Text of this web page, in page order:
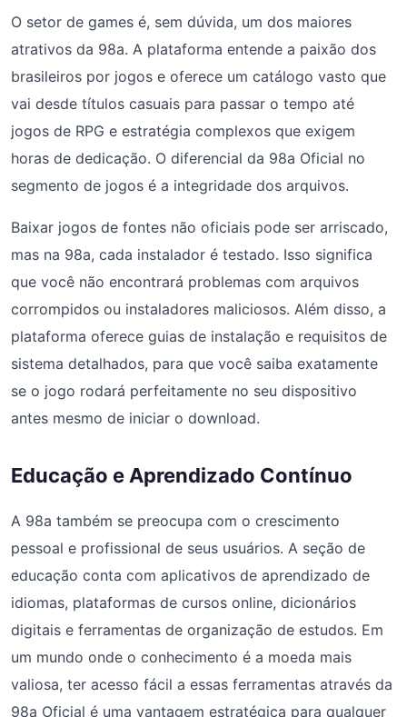
O setor de games é, sem dúvida, um dos maiores
atrativos da 98a. A plataforma entende a paixão dos
brasileiros por jogos e oferece um catálogo vasto que
vai desde títulos casuais para passar o tempo até
jogos de RPG e estratégia complexos que exigem
horas de dedicação. O diferencial da 98a Oficial no
segmento de jogos é a integridade dos arquivos.
Baixar jogos de fontes não oficiais pode ser arriscado,
mas na 98a, cada instalador é testado. Isso significa
que você não encontrará problemas com arquivos
corrompidos ou instaladores maliciosos. Além disso, a
plataforma oferece guias de instalação e requisitos de
sistema detalhados, para que você saiba exatamente
se o jogo rodará perfeitamente no seu dispositivo
antes mesmo de iniciar o download.
Educação e Aprendizado Contínuo
A 98a também se preocupa com o crescimento
pessoal e profissional de seus usuários. A seção de
educação conta com aplicativos de aprendizado de
idiomas, plataformas de cursos online, dicionários
digitais e ferramentas de organização de estudos. Em
um mundo onde o conhecimento é a moeda mais
valiosa, ter acesso fácil a essas ferramentas através da
98a Oficial é uma vantagem estratégica para qualquer